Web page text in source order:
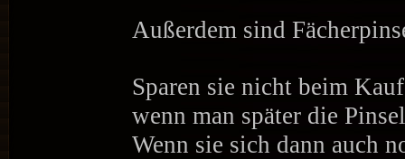
Außerdem sind
Sparen sie nicht beim
wenn man später die
Wenn sie sich dann auch